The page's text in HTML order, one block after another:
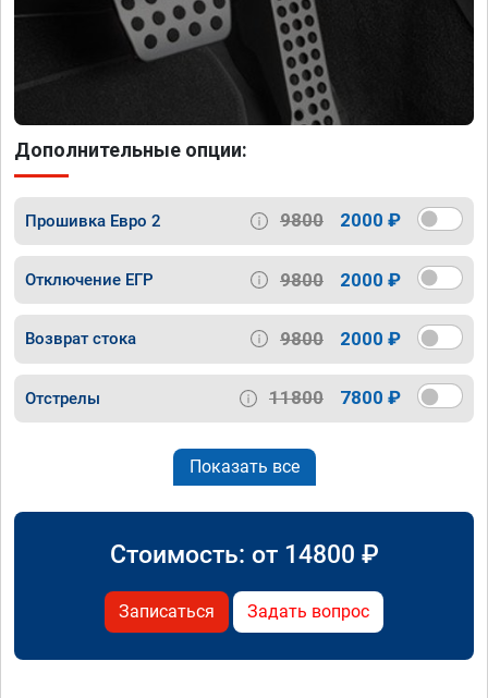
Дополнительные опции:
Прошивка Евро 2 9800 2000 ₽
Отключение ЕГР 9800 2000 ₽
Возврат стока 9800 2000 ₽
Отстрелы 11800 7800 ₽
Показать все
Стоимость: от 14800 ₽
Записаться Задать вопрос